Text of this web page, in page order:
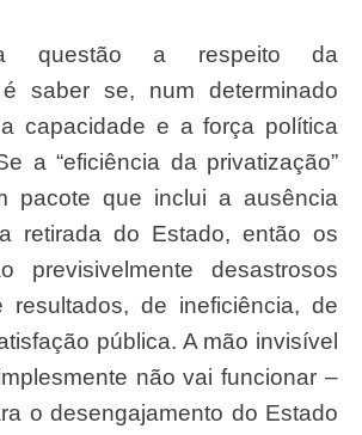
é saber se, num determinado
capacidade e a força política
a “eficiência da privatização”
pacote que inclui a ausência
retirada do Estado, então os
previsivelmente desastrosos
resultados, de ineficiência, de
pública. A mão invisível
não vai funcionar –
o desengajamento do Estado